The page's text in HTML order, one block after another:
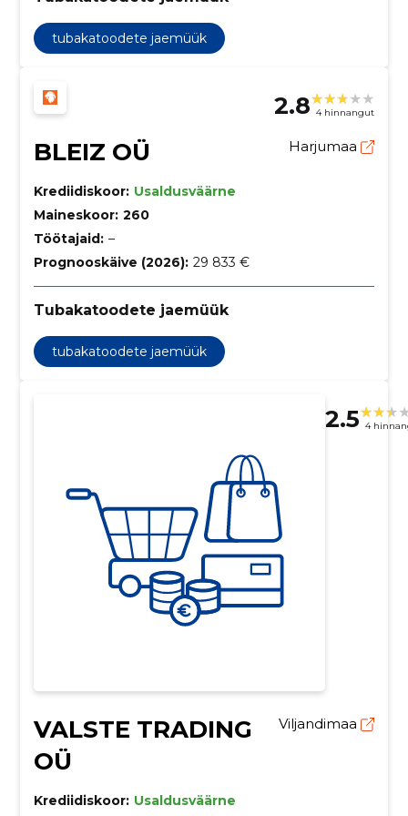
tubakatoodete jaemüük
2.8 4 hinnangut
BLEIZ OÜ Harjumaa
Krediidiskoor: Usaldusväärne
Maineskoor: 260
Töötajaid: –
Prognooskäive (2026): 29 833 €
Tubakatoodete jaemüük
tubakatoodete jaemüük
2.5 4
VALSTE TRADING
OÜ
Viljandimaa
Krediidiskoor: Usaldusväärne